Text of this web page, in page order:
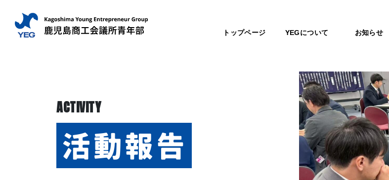
トップページ YEGについて お知らせ
ACTIVITY
活動報告